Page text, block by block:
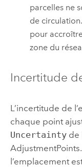
parcelles ne
de
pour
zone du
Incertitude
L’incertitude de
chaque point
Uncertaintyde
l’emplacement